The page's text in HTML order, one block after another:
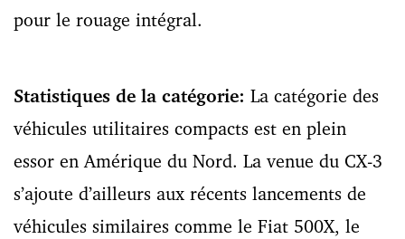
pour le rouage intégral.
Statistiques de la catégorie: La catégorie des
véhicules utilitaires compacts est en plein
essor en Amérique du Nord. La venue du CX-3
s’ajoute d’ailleurs aux récents lancements de
véhicules similaires comme le Fiat 500X, le